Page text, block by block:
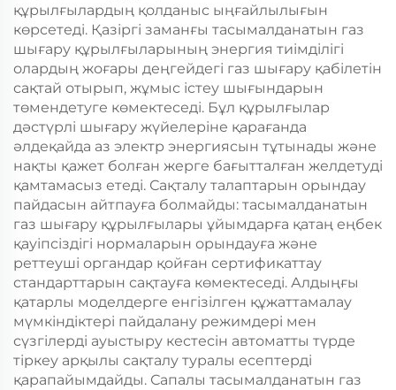
құрылғылардың қолданыс ыңғайлылығын
көрсетеді. Қазіргі заманғы тасымалданатын газ
шығару құрылғыларының энергия тиімділігі
олардың жоғары деңгейдегі газ шығару қабілетін
сақтай отырып, жұмыс істеу шығындарын
төмендетуге көмектеседі. Бұл құрылғылар
дәстүрлі шығару жүйелеріне қарағанда
әлдеқайда аз электр энергиясын тұтынады және
нақты қажет болған жерге бағытталған желдетуді
қамтамасыз етеді. Сақталу талаптарын орындау
пайдасын айтпауға болмайды: тасымалданатын
газ шығару құрылғылары ұйымдарға қатаң еңбек
қауіпсіздігі нормаларын орындауға және
реттеуші органдар қойған сертификаттау
стандарттарын сақтауға көмектеседі. Алдыңғы
қатарлы моделдерге енгізілген құжаттамалау
мүмкіндіктері пайдалану режимдері мен
сүзгілерді ауыстыру кестесін автоматты түрде
тіркеу арқылы сақталу туралы есептерді
қарапайымдайды. Сапалы тасымалданатын газ